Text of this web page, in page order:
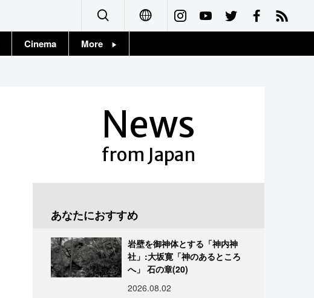
Français
Cinema More
News
from Japan
あなたにおすすめ
岩壁を御神体とする「神内神
社」:大坂寛「神のあるところ
へ」 石の章(20)
2026.08.02